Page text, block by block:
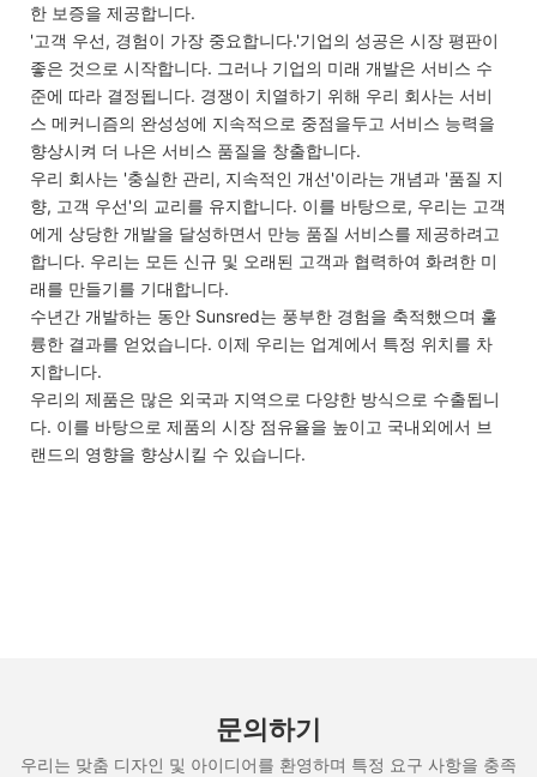
한 보증을 제공합니다.
'고객 우선, 경험이 가장 중요합니다.'기업의 성공은 시장 ​​평판이
좋은 것으로 시작합니다. 그러나 기업의 미래 개발은 서비스 수
준에 따라 결정됩니다. 경쟁이 치열하기 위해 우리 회사는 서비
스 메커니즘의 완성성에 지속적으로 중점을두고 서비스 능력을
향상시켜 더 나은 서비스 품질을 창출합니다.
우리 회사는 '충실한 관리, 지속적인 개선'이라는 개념과 '품질 지
향, 고객 우선'의 교리를 유지합니다. 이를 바탕으로, 우리는 고객
에게 상당한 개발을 달성하면서 만능 품질 서비스를 제공하려고
합니다. 우리는 모든 신규 및 오래된 고객과 협력하여 화려한 미
래를 만들기를 기대합니다.
수년간 개발하는 동안 Sunsred는 풍부한 경험을 축적했으며 훌
륭한 결과를 얻었습니다. 이제 우리는 업계에서 특정 위치를 차
지합니다.
우리의 제품은 많은 외국과 지역으로 다양한 방식으로 수출됩니
다. 이를 바탕으로 제품의 시장 점유율을 높이고 국내외에서 브
랜드의 영향을 향상시킬 수 있습니다.
문의하기
우리는 맞춤 디자인 및 아이디어를 환영하며 특정 요구 사항을 충족